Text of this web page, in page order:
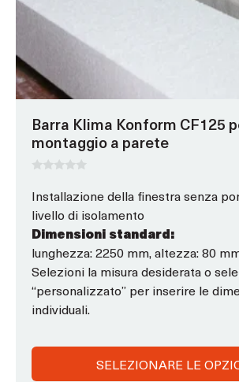
Barra Klima Konform CF125
montaggio a parete
s
u
5
Installazione della finestra senza
livello di isolamento
Dimensioni standard:
lunghezza: 2250 mm, altezza: 80
Selezioni la misura desiderata o
“personalizzato” per inserire le
individuali.
SELEZIONARE LE
che
possono
scelte
nella
pagina
del
prodotto